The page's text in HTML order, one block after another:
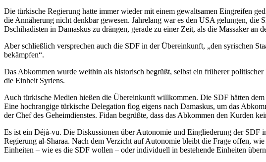
Die türkische Regierung hatte immer wieder mit einem gewaltsamen Eingreifen
die Annäherung nicht denkbar gewesen. Jahrelang war es den USA gelungen,
Dschihadisten in Damaskus zu drängen, gerade zu einer Zeit, als die Massaker an
Aber schließlich versprechen auch die SDF in der Übereinkunft, „den syrischen
bekämpfen“.
Das Abkommen wurde weithin als historisch begrüßt, selbst ein früherer
die Einheit Syriens.
Auch türkische Medien hießen die Übereinkunft willkommen. Die SDF hätten
Eine hochrangige türkische Delegation flog eigens nach Damaskus, um das
der Chef des Geheimdienstes. Fidan begrüßte, dass das Abkommen den Kurden
Es ist ein Déjà-vu. Die Diskussionen über Autonomie und Eingliederung der SDF
Regierung al-Sharaa. Nach dem Verzicht auf Autonomie bleibt die Frage offen,
Einheiten – wie es die SDF wollen – oder individuell in bestehende Einheiten